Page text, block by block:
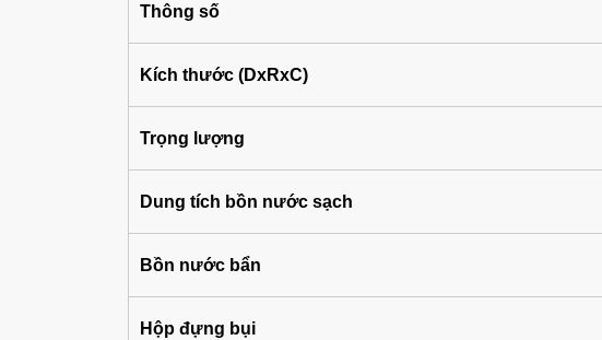
Thông số
Kích thước (DxRxC)
Trọng lượng
Dung tích bồn nước sạch
Bồn nước bẩn
Hộp đựng bụi